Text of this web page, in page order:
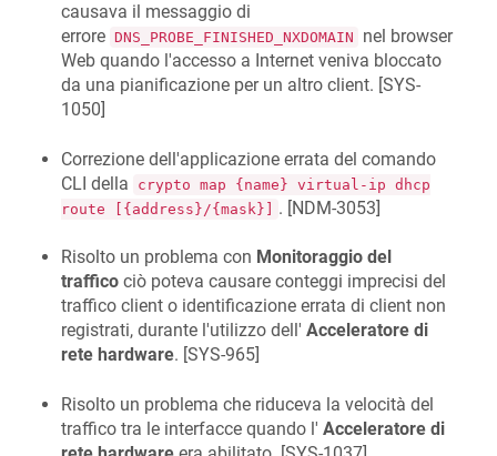
causava il messaggio di
errore DNS_PROBE_FINISHED_NXDOMAIN
nel browser
Web quando l'accesso a Internet veniva bloccato
da una pianificazione per un altro client. [SYS-
1050]
Correzione dell'applicazione errata del comando
CLI della
crypto map {name} virtual-ip dhcp
route [{address}/{mask}]
. [NDM-3053]
Risolto un problema con Monitoraggio del
traffico ciò poteva causare conteggi imprecisi del
traffico client o identificazione errata di client non
registrati, durante l'utilizzo dell' Acceleratore di
rete hardware. [SYS-965]
Risolto un problema che riduceva la velocità del
traffico tra le interfacce quando l' Acceleratore di